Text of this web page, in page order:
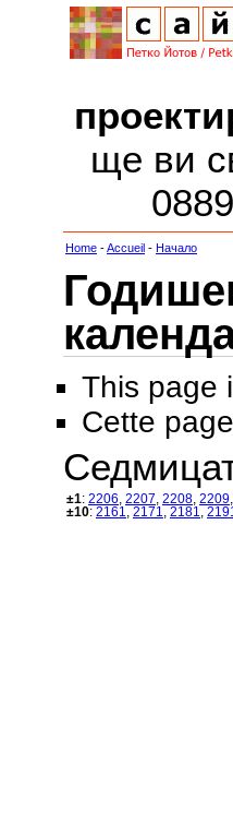
ще ви
Home -Accueil - Начало
This page
Cette
±1: 2206 2207 2208 2209
±10: 2161 2171 2181 2191